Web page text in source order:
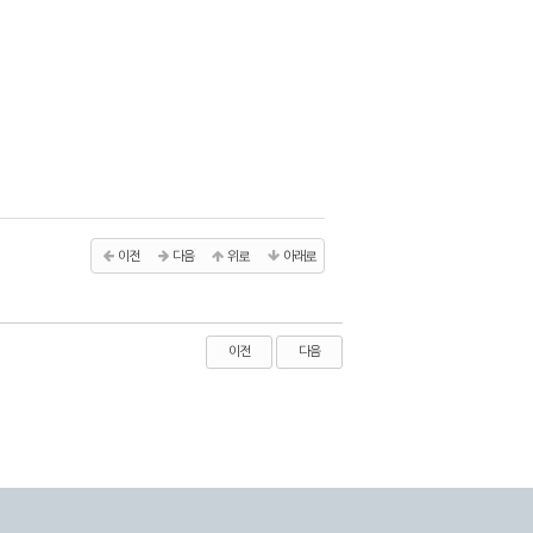
이전 다음 위로 아래로
이전 다음